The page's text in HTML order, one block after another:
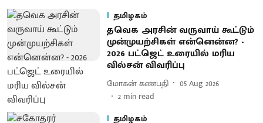
தமிழகம்
தவெக அரசின் வருவாய் கூட்டும்
முன்முயற்சிகள் என்னென்ன? -
2026 பட்ஜெட் உரையில் மரிய
வில்சன் விவரிப்பு
மோகன் கணபதி
05 Aug 2026
2 min read
தமிழகம்